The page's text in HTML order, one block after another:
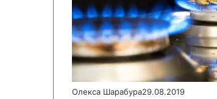
Олекса Шарабура29.08.2019